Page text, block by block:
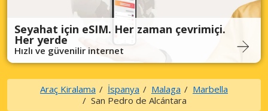
Seyahat için eSIM. Her zaman çevrimiçi.
Her yerde
Hızlı ve güvenilir internet
Araç Kiralama İspanya Malaga
Marbella
San Pedro de Alcántara